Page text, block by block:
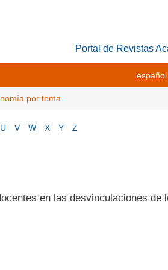
Portal de Revistas
español
por tema
U V W X Y Z
en las desvinculaciones de